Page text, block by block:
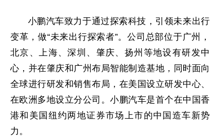
小鹏汽车致力于通过探索科技，引领未来出行
变革，做“未来出行探索者”。公司总部位于广州，
北京、上海、深圳、肇庆、扬州等地设有研发中
心，并在肇庆和广州布局智能制造基地，同时面向
全球进行研发和销售布局，在美国设立研发中心、
在欧洲多地设立分公司。小鹏汽车是首个在中国香
港和美国纽约两地证券市场上市的中国造车新势
力。